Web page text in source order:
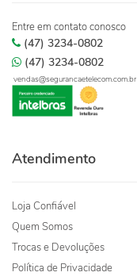
Entre em contato conosco
(47) 3234-0802
(47) 3234-0802
vendas@segurancaetelecom.com.br
Atendimento
Loja Confiável
Quem Somos
Trocas e Devoluções
Política de Privacidade